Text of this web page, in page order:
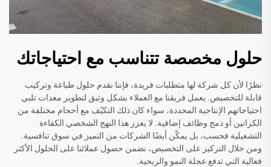
حلول مخصصة تتناسب مع احتياجاتك
نظرًا لأن كل شركة لها متطلبات فريدة، فإننا نقدم حلول طباعة وتركيب
قابلة للتخصيص. يعمل فريقنا مع العملاء بشكل وثيق لتطوير معدات تلبي
احتياجاتهم الإنتاجية المحددة، سواء كان ذلك التكيّف مع أحجام مختلفة من
الكراتين أو دمج وظائف إضافية. لا يعزز هذا النهج الشخصي الكفاءة
التشغيلية فحسب، بل يمكّن أيضًا الشركات من التميز في سوق تنافسية.
ومن خلال التركيز على التخصيص، نضمن حصول عملائنا على الحلول الأكثر
فعالية التي تدفع عجلة النمو والربحية.